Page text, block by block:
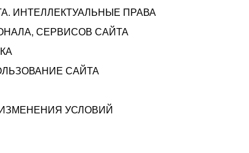
ИНТЕЛЛЕКТУАЛЬНЫЕ ПРАВА
СЕРВИСОВ САЙТА
САЙТА
УСЛОВИЙ